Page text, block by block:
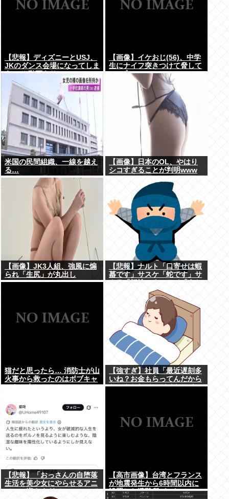
【悲報】ディズニーとUSJ、
JKのダンス会場になってしま
う （※動画あり）
【画像】イケおじ(56)、中学
生にナイフ突きつけて脅して
レ●プwww
米国の民間組織、一線を越え
る…
【画像】日本のOL、やはり
シコすぎることが判明www
【画像】JK3人組、強風に煽
られ「生尻」が丸出し
に・・・
【悲報】ナルト「口寄せは蝦
蟇です」サスケ「蛇です」サ
猫だと思ったら… 消防士が山
火事から救ったのはボブキャ
【強すぎ】社員「最近遅刻多
いね？お金もらってんだから
ちゃんとして」バイトワイ
【悲報】「おっさんの自堕落
生活を美少女にやらせるアニ
【高市画像】台湾とフランス
が地震発生から6時間以内に
設置した避難所がこれwww